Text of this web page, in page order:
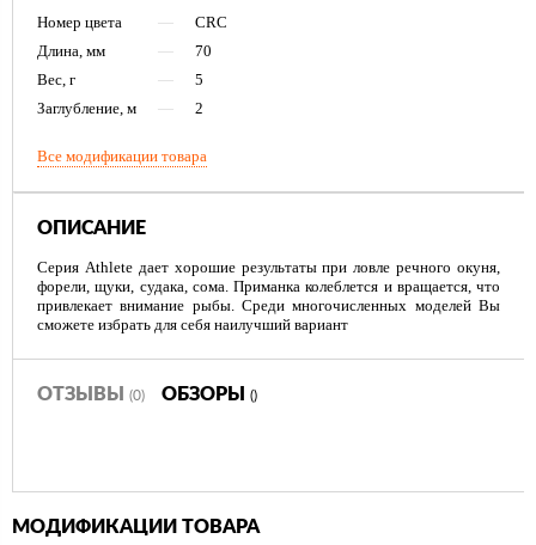
Номер цвета
—
CRC
Длина, мм
—
70
Вес, г
—
5
Заглубление, м
— 2
Все модификации товара
ОПИСАНИЕ
Серия Athlete дает хорошие результаты при ловле речного окуня,
форели, щуки, судака, сома. Приманка колеблется и вращается, что
привлекает внимание рыбы. Среди многочисленных моделей Вы
сможете избрать для себя наилучший вариант
ОТЗЫВЫ (0) ОБЗОРЫ ()
МОДИФИКАЦИИ ТОВАРА